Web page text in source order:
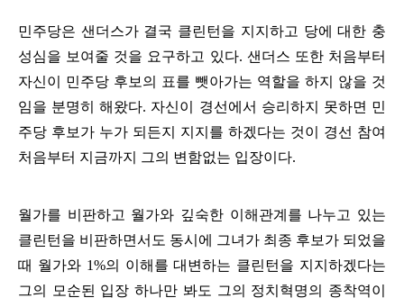
민주당은 샌더스가 결국 클린턴을 지지하고 당에 대한 충
성심을 보여줄 것을 요구하고 있다. 샌더스 또한 처음부터
자신이 민주당 후보의 표를 뺏아가는 역할을 하지 않을 것
임을 분명히 해왔다. 자신이 경선에서 승리하지 못하면 민
주당 후보가 누가 되든지 지지를 하겠다는 것이 경선 참여
처음부터 지금까지 그의 변함없는 입장이다.
월가를 비판하고 월가와 깊숙한 이해관계를 나누고 있는
클린턴을 비판하면서도 동시에 그녀가 최종 후보가 되었을
때 월가와 1%의 이해를 대변하는 클린턴을 지지하겠다는
그의 모순된 입장 하나만 봐도 그의 정치혁명의 종착역이